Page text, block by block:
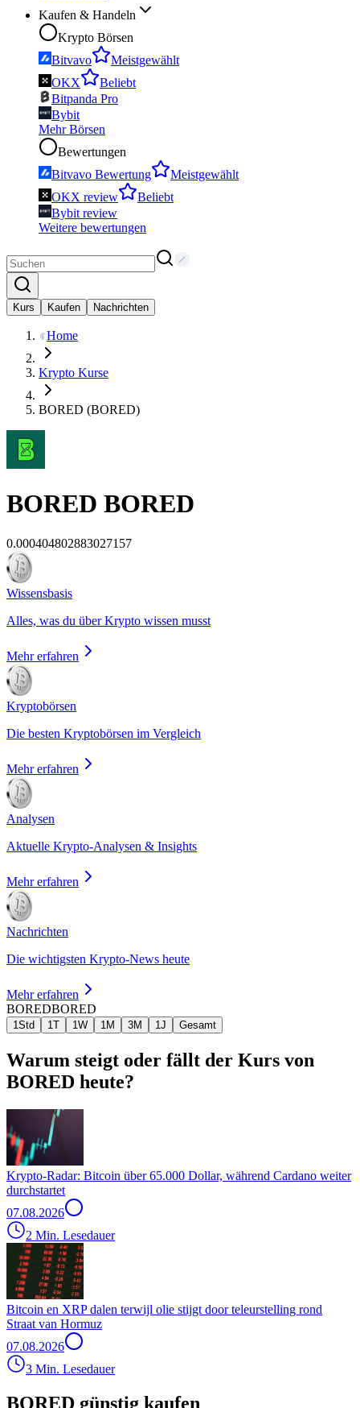
Kaufen & Handeln
Krypto Börsen
Bitvavo
Meistgewählt
OKX
Beliebt
Bitpanda Pro
Bybit
Mehr Börsen
Bewertungen
Bitvavo Bewertung
Meistgewählt
OKX review
Beliebt
Bybit review
Weitere bewertungen
Kurs Kaufen Nachrichten
Home
Krypto Kurse
BORED (BORED)
BORED BORED
0.000404802883027157
Wissensbasis
Alles, was du über Krypto wissen musst
Mehr erfahren
Kryptobörsen
Die besten Kryptobörsen im Vergleich
Mehr erfahren
Analysen
Aktuelle Krypto-Analysen & Insights
Mehr erfahren
Nachrichten
Die wichtigsten Krypto-News heute
Mehr erfahren
BOREDBORED
1Std 1T 1W 1M 3M 1J Gesamt
Warum steigt oder fällt der Kurs von
BORED heute?
Krypto-Radar: Bitcoin über 65.000 Dollar, während Cardano weiter
durchstartet
07.08.2026
2 Min. Lesedauer
Bitcoin en XRP dalen terwijl olie stijgt door teleurstelling rond
Straat van Hormuz
07.08.2026
3 Min. Lesedauer
BORED günstig kaufen